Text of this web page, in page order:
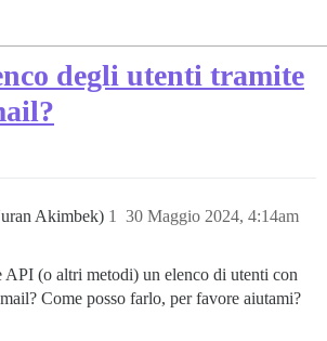
degli utenti tramite
Akimbek) 30 Maggio 2024, 4:14am
1
API (o altri metodi) un elenco di utenti con
Come posso farlo, per favore aiutami?